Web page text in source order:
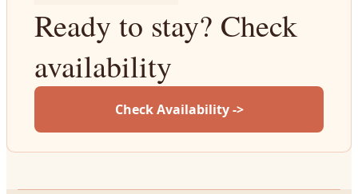
Ready to stay? Check
availability
Check Availability ->